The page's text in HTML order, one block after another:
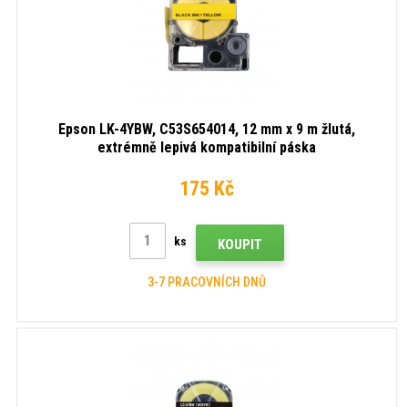
Epson LK-4YBW, C53S654014, 12 mm x 9 m žlutá,
extrémně lepivá kompatibilní páska
175 Kč
ks KOUPIT
3-7 PRACOVNÍCH DNŮ